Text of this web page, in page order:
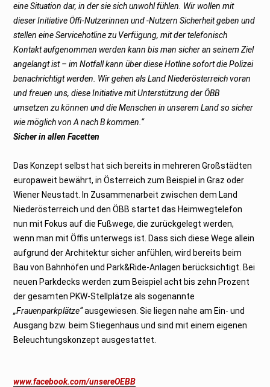
eine Situation dar, in der sie sich unwohl fühlen. Wir wollen mit
dieser Initiative Öffi-Nutzerinnen und -Nutzern Sicherheit geben und
stellen eine Servicehotline zu Verfügung, mit der telefonisch
Kontakt aufgenommen werden kann bis man sicher an seinem Ziel
angelangt ist – im Notfall kann über diese Hotline sofort die Polizei
benachrichtigt werden. Wir gehen als Land Niederösterreich voran
und freuen uns, diese Initiative mit Unterstützung der ÖBB
umsetzen zu können und die Menschen in unserem Land so sicher
wie möglich von A nach B kommen.“
Sicher in allen Facetten
Das Konzept selbst hat sich bereits in mehreren Großstädten
europaweit bewährt, in Österreich zum Beispiel in Graz oder
Wiener Neustadt. In Zusammenarbeit zwischen dem Land
Niederösterreich und den ÖBB startet das Heimwegtelefon
nun mit Fokus auf die Fußwege, die zurückgelegt werden,
wenn man mit Öffis unterwegs ist. Dass sich diese Wege allein
aufgrund der Architektur sicher anfühlen, wird bereits beim
Bau von Bahnhöfen und Park&Ride-Anlagen berücksichtigt. Bei
neuen Parkdecks werden zum Beispiel acht bis zehn Prozent
der gesamten PKW-Stellplätze als sogenannte
„Frauenparkplätze“ausgewiesen. Sie liegen nahe am Ein- und
Ausgang bzw. beim Stiegenhaus und sind mit einem eigenen
Beleuchtungskonzept ausgestattet.
www.facebook.com/unsereOEBB